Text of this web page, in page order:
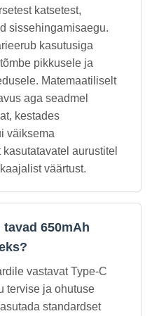
katsetest,
sissehingamisaegu.
kasutusiga
pikkusele ja
Matemaatiliselt
aga seadmel
kestades
väiksema
aurustitel
väärtust.
650mAh
vastavat Type-C
tervise ja ohutuse
standardset